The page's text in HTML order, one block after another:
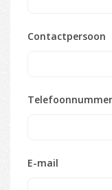
Contactpersoon
Telefoonnummer
E-mail